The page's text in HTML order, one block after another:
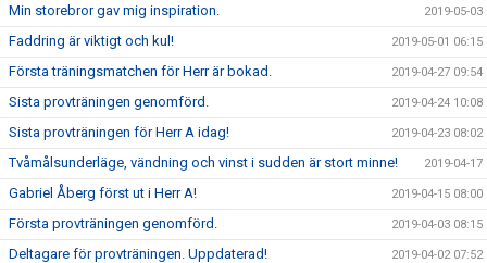
Min storebror gav mig inspiration. 2019-05-03
Faddring är viktigt och kul! 2019-05-01 06:15
Första träningsmatchen för Herr är bokad. 2019-04-27 09:54
Sista provträningen genomförd. 2019-04-24 10:08
Sista provträningen för Herr A idag! 2019-04-23 08:02
Tvåmålsunderläge, vändning och vinst i sudden är stort minne! 2019-04-17
Gabriel Åberg först ut i Herr A! 2019-04-15 08:00
Första provträningen genomförd. 2019-04-03 08:15
Deltagare för provträningen. Uppdaterad! 2019-04-02 07:52